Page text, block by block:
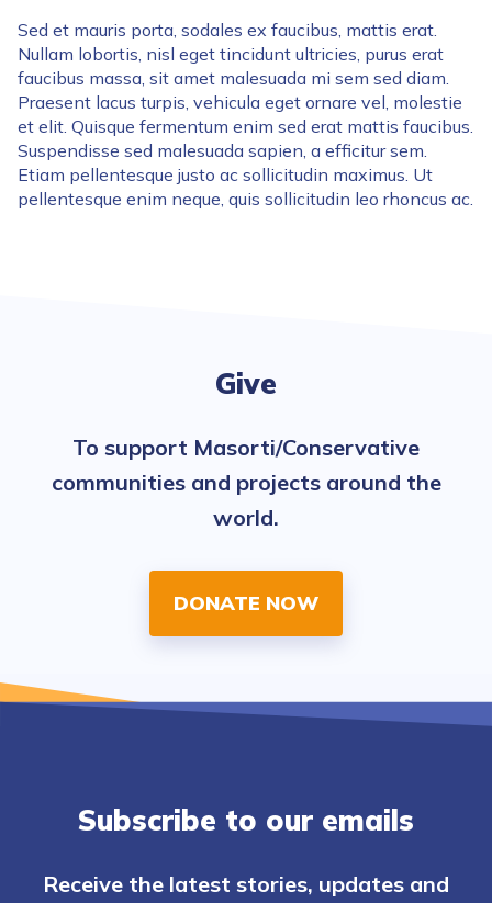
Sed et mauris porta, sodales ex faucibus, mattis erat.
Nullam lobortis, nisl eget tincidunt ultricies, purus erat
faucibus massa, sit amet malesuada mi sem sed diam.
Praesent lacus turpis, vehicula eget ornare vel, molestie
et elit. Quisque fermentum enim sed erat mattis faucibus.
Suspendisse sed malesuada sapien, a efficitur sem.
Etiam pellentesque justo ac sollicitudin maximus. Ut
pellentesque enim neque, quis sollicitudin leo rhoncus ac.
Give
To support Masorti/Conservative
communities and projects around the
world.
DONATE NOW
Subscribe to our emails
Receive the latest stories, updates and